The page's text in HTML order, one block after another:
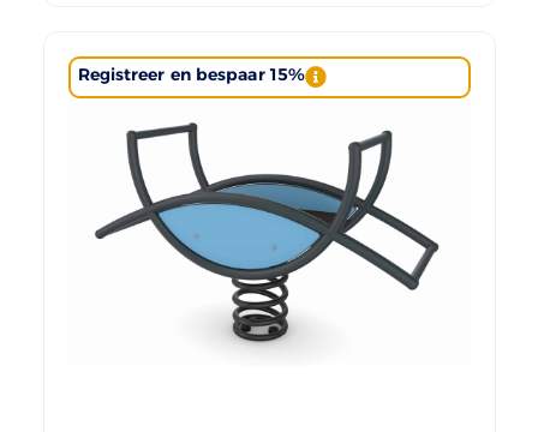
Registreer en bespaar 15%